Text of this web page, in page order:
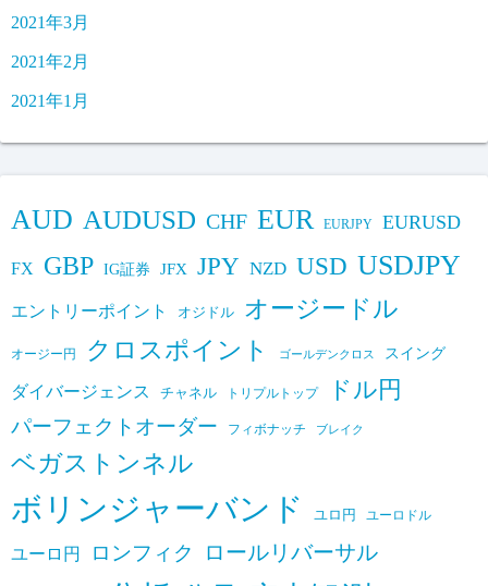
2021年3月
2021年2月
2021年1月
AUD AUDUSD CHF EUR EURJPY EURUSD
FX GBP IG証券 JFX JPY NZD USD USDJPY
エントリーポイント オジドル オージードル
オージー円 クロスポイント ゴールデンクロス スイング
ダイバージェンス チャネル トリプルトップ ドル円
パーフェクトオーダー フィボナッチ ブレイク
ベガストンネル
ボリンジャーバンド ユロ円 ユーロドル
ユーロ円 ロンフィク ロールリバーサル